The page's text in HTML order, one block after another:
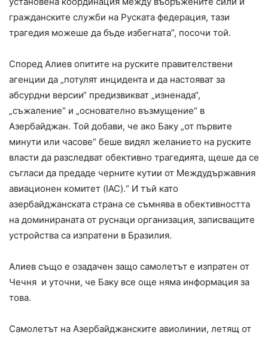
гражданските служби на Руската федерация, тази
трагедия можеше да бъде избегната”, посочи той.
Според Алиев опитите на руските правителствени
агенции да „потулят инцидента и да настояват за
абсурдни версии“ предизвикват „изненада“,
„съжаление“ и „основателно възмущение“ в
Азербайджан. Той добави, че ако Баку „от първите
минути или часове“ беше видял желанието на руските
власти да разследват обективно трагедията, щеше да се
съгласи да предаде черните кутии от Междудържавния
авиационен комитет (IAC).“ И тъй като
азербайджанската страна се съмнява в обективността
на доминираната от руснаци организация, записващите
устройства са изпратени в Бразилия.
Алиев също е озадачен защо самолетът е изпратен от
Чечня и уточни, че Баку все още няма информация за
това.
Самолетът на Азербайджанските авиолинии, летящ от